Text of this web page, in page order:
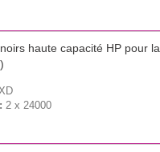
haute capacité HP pour
:2 x 24000